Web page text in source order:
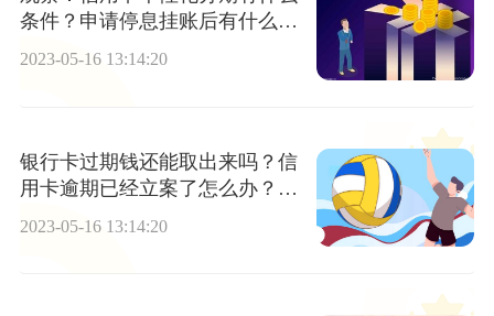
条件？申请停息挂账后有什么影
响？
2023-05-16 13:14:20
银行卡过期钱还能取出来吗？信
用卡逾期已经立案了怎么办？_
2023-05-16 13:14:20